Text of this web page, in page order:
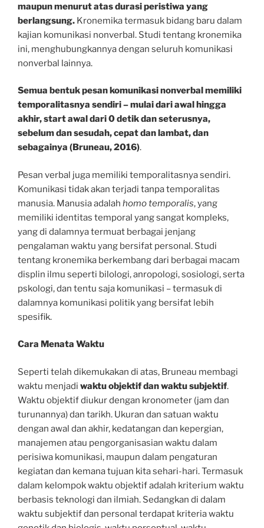
maupun menurut atas durasi peristiwa yang
berlangsung. Kronemika termasuk bidang baru dalam
kajian komunikasi nonverbal. Studi tentang kronemika
ini, menghubungkannya dengan seluruh komunikasi
nonverbal lainnya.
Semua bentuk pesan komunikasi nonverbal memiliki
temporalitasnya sendiri – mulai dari awal hingga
akhir, start awal dari 0 detik dan seterusnya,
sebelum dan sesudah, cepat dan lambat, dan
sebagainya (Bruneau, 2016).
Pesan verbal juga memiliki temporalitasnya sendiri.
Komunikasi tidak akan terjadi tanpa temporalitas
manusia. Manusia adalah homo temporalis, yang
memiliki identitas temporal yang sangat kompleks,
yang di dalamnya termuat berbagai jenjang
pengalaman waktu yang bersifat personal. Studi
tentang kronemika berkembang dari berbagai macam
displin ilmu seperti bilologi, anropologi, sosiologi, serta
pskologi, dan tentu saja komunikasi – termasuk di
dalamnya komunikasi politik yang bersifat lebih
spesifik.
Cara Menata Waktu
Seperti telah dikemukakan di atas, Bruneau membagi
waktu menjadi waktu objektif dan waktu subjektif.
Waktu objektif diukur dengan kronometer (jam dan
turunannya) dan tarikh. Ukuran dan satuan waktu
dengan awal dan akhir, kedatangan dan kepergian,
manajemen atau pengorganisasian waktu dalam
perisiwa komunikasi, maupun dalam pengaturan
kegiatan dan kemana tujuan kita sehari-hari. Termasuk
dalam kelompok waktu objektif adalah kriterium waktu
berbasis teknologi dan ilmiah. Sedangkan di dalam
waktu subjektif dan personal terdapat kriteria waktu